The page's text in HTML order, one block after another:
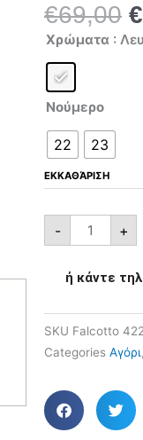
€69,00 €
Χρώματα :
Νούμερο
22 23
ΕΚΚΑΘΆΡΙΣΗ
-
Falcotto
422
+
ή κάντε
SKU Falcotto
Categories Αγόρι